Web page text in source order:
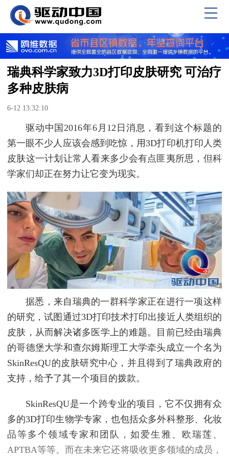
瑞典科学家致力3D打印皮肤研究 可治疗
多种皮肤病
6-12 13:32:10
驱动中国2016年6月12日消息，看到这个标题的
第一眼不少人应该会感到吃惊，用3D打印机打印人类
皮肤这一计划让常人看来多少会有点匪夷所思，但科
学家们却正在努力让它变为现实。
据悉，来自瑞典的一群科学家正在进行一项这样
的研究，试图通过3D打印技术打印出接近人类组织的
皮肤，从而解决诸多医学上的难题。目前已经由瑞典
的哥德堡大学和查尔姆斯理工大学牵头成立一个名为
SkinResQU的皮肤研究中心，并且得到了瑞典政府的
支持，给予了其一个项目的拨款。
SkinResQU是一个跨专业的项目，它不仅拥有众
多的3D打印生物学专家，也包括众多外科整形、化妆
品等多个领域专家和团队，如爱生雅、欧瑞莲、
APTBA等等。而在未来它还将吸收更多领域的成员，